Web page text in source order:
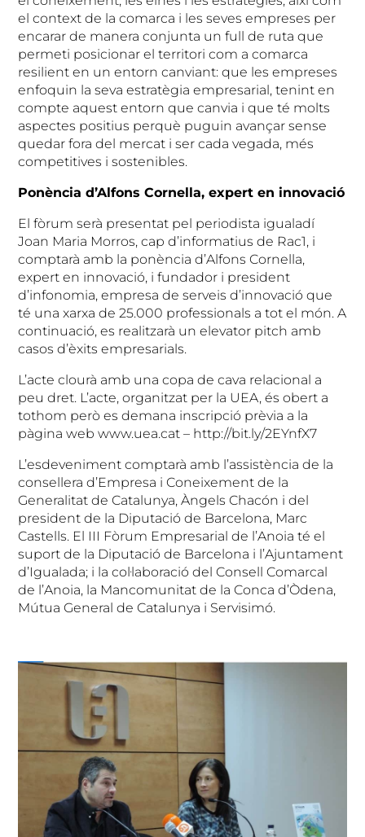
el context de la comarca i les seves empreses per
encarar de manera conjunta un full de ruta que
permeti posicionar el territori com a comarca
resilient en un entorn canviant: que les empreses
enfoquin la seva estratègia empresarial, tenint en
compte aquest entorn que canvia i que té molts
aspectes positius perquè puguin avançar sense
quedar fora del mercat i ser cada vegada, més
competitives i sostenibles.
Ponència d’Alfons Cornella, expert en innovació
El fòrum serà presentat pel periodista igualadí
Joan Maria Morros, cap d’informatius de Rac1, i
comptarà amb la ponència d’Alfons Cornella,
expert en innovació, i fundador i president
d’infonomia, empresa de serveis d’innovació que
té una xarxa de 25.000 professionals a tot el món. A
continuació, es realitzarà un elevator pitch amb
casos d’èxits empresarials.
L’acte clourà amb una copa de cava relacional a
peu dret. L’acte, organitzat per la UEA, és obert a
tothom però es demana inscripció prèvia a la
pàgina web www.uea.cat – http://bit.ly/2EYnfX7
L’esdeveniment comptarà amb l’assistència de la
consellera d’Empresa i Coneixement de la
Generalitat de Catalunya, Àngels Chacón i del
president de la Diputació de Barcelona, Marc
Castells. El III Fòrum Empresarial de l’Anoia té el
suport de la Diputació de Barcelona i l’Ajuntament
d’Igualada; i la col·laboració del Consell Comarcal
de l’Anoia, la Mancomunitat de la Conca d’Òdena,
Mútua General de Catalunya i Servisimó.